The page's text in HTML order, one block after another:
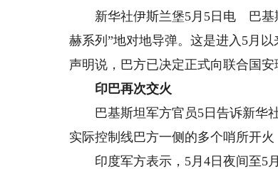
新华社伊斯兰堡5月5日电 巴基斯
赫系列”地对地导弹。这是进入5月
声明说，巴方已决定正式向联合国
印巴再次交火
巴基斯坦军方官员5日告诉新华社
实际控制线巴方一侧的多个哨所开火
印度军方表示，5月4日夜间至5月